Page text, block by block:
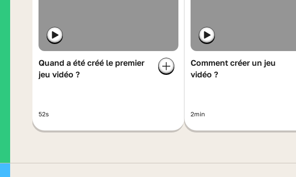
Quand a été créé le premier
jeu vidéo ?
52s
Comment créer un jeu
vidéo ?
2min